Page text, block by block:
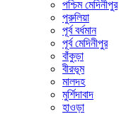
পশ্চিম মেদিনীপুর
পুরুলিয়া
পূর্ব বর্ধমান
পূর্ব মেদিনীপুর
বাঁকুড়া
বীরভূম
মালদহ
মুর্শিদাবাদ
হাওড়া